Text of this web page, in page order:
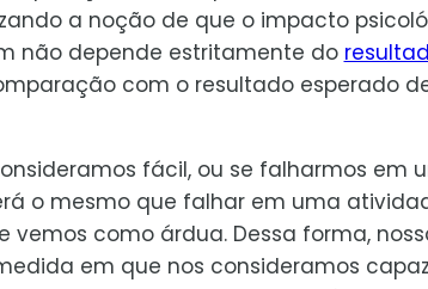
a noção de que o impacto
não depende estritamente do
com o resultado esperado
fácil, ou se falharmos em
o mesmo que falhar em uma
vemos como árdua. Dessa forma,
em que nos consideramos